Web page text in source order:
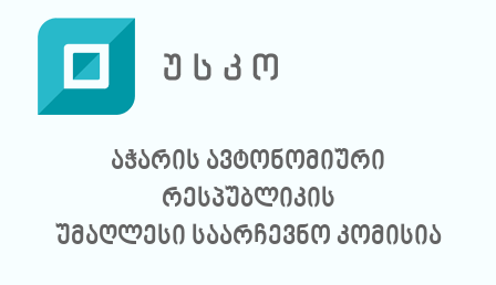
აჭარის ავტონომიური
რესპუბლიკის
უმაღლესი საარჩევნო კომისია